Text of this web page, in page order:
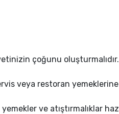
çoğunu
veya restoran
ve atıştırmalıklar